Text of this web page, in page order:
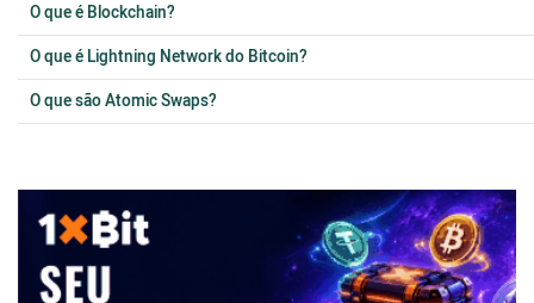
O que é Blockchain?
O que é Lightning Network do Bitcoin?
O que são Atomic Swaps?